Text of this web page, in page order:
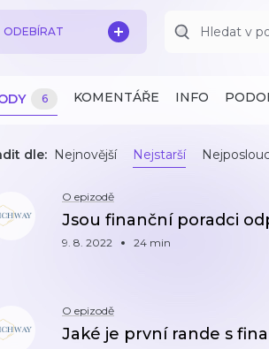
ODEBÍRAT
6 KOMENTÁŘE INFO
dle: Nejnovější Nejstarší
O epizodě
Jsou finanční poradci
9. 8. 2022 24 min
O epizodě
Jaké je první rande s